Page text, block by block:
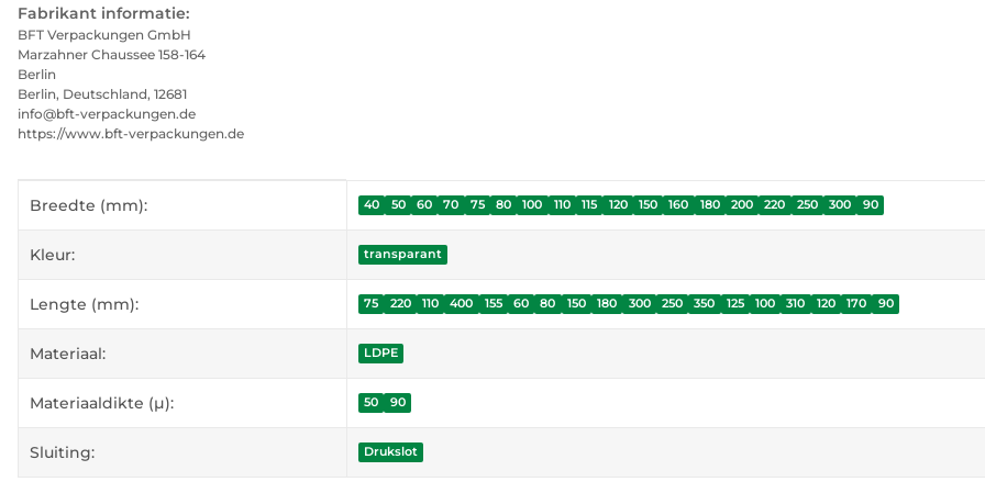
Fabrikant informatie:
BFT Verpackungen GmbH
Marzahner Chaussee 158-164
Berlin
Berlin, Deutschland, 12681
info@bft-verpackungen.de
https://www.bft-verpackungen.de
#productDetails.itemInformation#
#productDetails.itemValue#
Breedte (mm): 40 50 60 70 75 80 100 110 115 120 150 160 180 200 220 250 300 90
Kleur: transparant
Lengte (mm): 75 220 110 400 155 60 80 150 180 300 250 350 125 100 310 120 170 90
Materiaal: LDPE
Materiaaldikte (µ): 50 90
Sluiting: Drukslot